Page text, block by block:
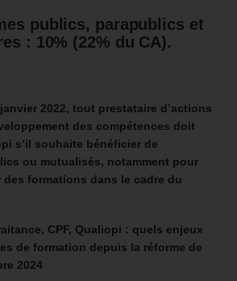
publics, parapublics et
: 10% (22% du CA).
janvier 2022, tout prestataire d’actions
des compétences doit
s’il souhaite bénéficier de
ou mutualisés, notamment pour
formations dans le cadre du
CPF, Qualiopi : quels enjeux
de formation depuis la réforme de
2024